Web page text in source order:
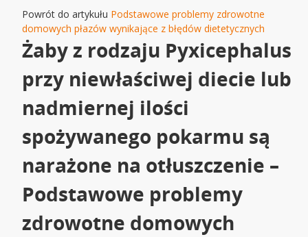
Powrót do artykułu Podstawowe problemy zdrowotne
domowych płazów wynikające z błędów dietetycznych
Żaby z rodzaju Pyxicephalus
przy niewłaściwej diecie lub
nadmiernej ilości
spożywanego pokarmu są
narażone na otłuszczenie –
Podstawowe problemy
zdrowotne domowych